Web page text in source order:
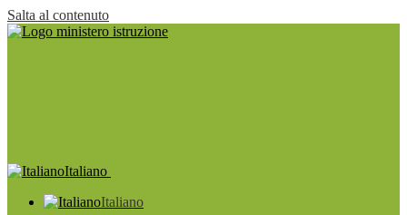
Salta al contenuto
Italiano
Italiano